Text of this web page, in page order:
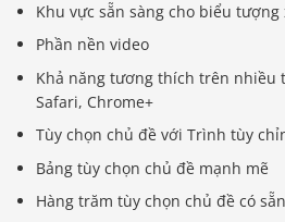
Khu vực sẵn sàng cho biểu tượng
Phần nền video
Khả năng tương thích trên nhiều
Safari, Chrome+
Tùy chọn chủ đề với Trình tùy
Bảng tùy chọn chủ đề mạnh mẽ
Hàng trăm tùy chọn chủ đề có sẵn